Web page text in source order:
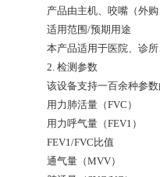
产品由主机、咬嘴（外
适用范围/预期用途
本产品适用于医院、诊
2. 检测参数
该设备支持一百余种参
用力肺活量（FVC）
用力呼气量（FEV1）
FEV1/FVC比值
通气量（MVV）